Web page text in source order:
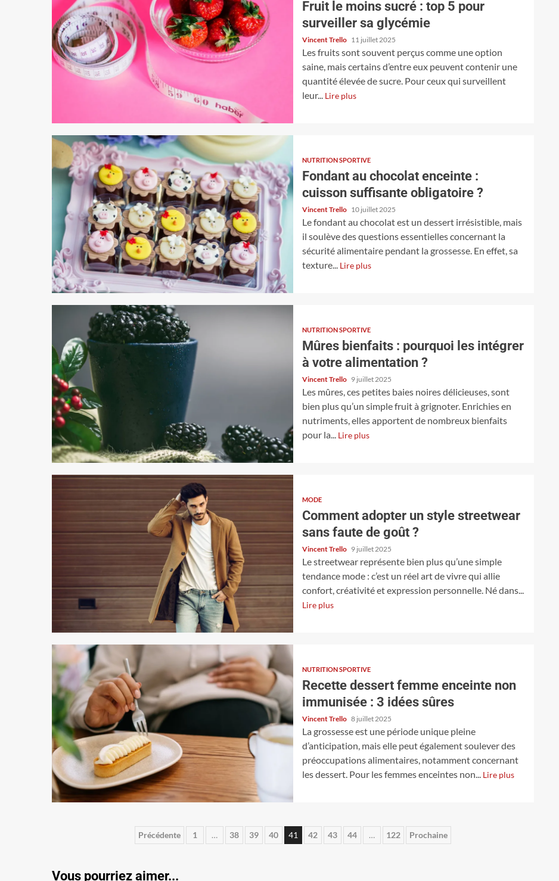
Fruit le moins sucré : top 5 pour
surveiller sa glycémie
Vincent Trello 11 juillet 2025
Les fruits sont souvent perçus comme une option
saine, mais certains d’entre eux peuvent contenir une
quantité élevée de sucre. Pour ceux qui surveillent
leur... Lire plus
NUTRITION SPORTIVE
Fondant au chocolat enceinte :
cuisson suffisante obligatoire ?
Vincent Trello 10 juillet 2025
Le fondant au chocolat est un dessert irrésistible, mais
il soulève des questions essentielles concernant la
sécurité alimentaire pendant la grossesse. En effet, sa
texture... Lire plus
NUTRITION SPORTIVE
Mûres bienfaits : pourquoi les intégrer
à votre alimentation ?
Vincent Trello 9 juillet 2025
Les mûres, ces petites baies noires délicieuses, sont
bien plus qu’un simple fruit à grignoter. Enrichies en
nutriments, elles apportent de nombreux bienfaits
pour la... Lire plus
MODE
Comment adopter un style streetwear
sans faute de goût ?
Vincent Trello 9 juillet 2025
Le streetwear représente bien plus qu’une simple
tendance mode : c’est un réel art de vivre qui allie
confort, créativité et expression personnelle. Né dans...
Lire plus
NUTRITION SPORTIVE
Recette dessert femme enceinte non
immunisée : 3 idées sûres
Vincent Trello 8 juillet 2025
La grossesse est une période unique pleine
d’anticipation, mais elle peut également soulever des
préoccupations alimentaires, notamment concernant
les dessert. Pour les femmes enceintes non... Lire plus
Pagination
Précédente 1 … 38 39 40 41 42 43 44 … 122 Prochaine
Vous pourriez aimer...